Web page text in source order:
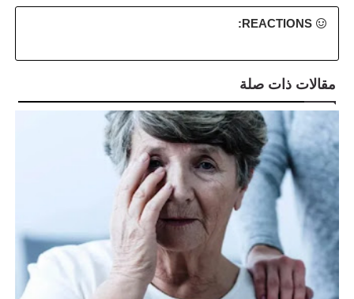
REACTIONS:
مقالات ذات صلة